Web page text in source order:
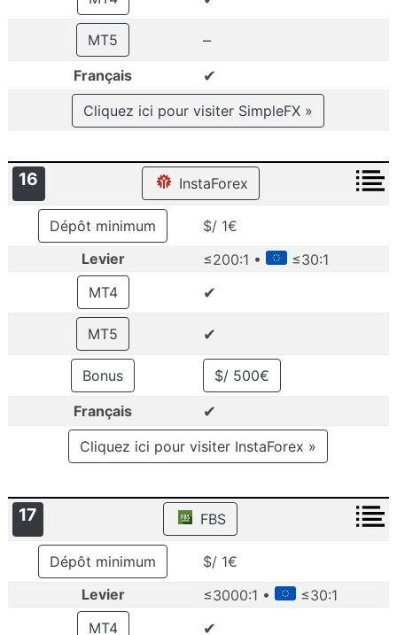
MT5 –
Français ✔
Cliquez ici pour visiter SimpleFX »
16 InstaForex
Dépôt minimum
$/ 1€
Levier
≤200:1 •
≤30:1
MT4
✔
MT5 ✔
Bonus
$/ 500€
Français
✔
Cliquez ici pour visiter InstaForex »
17 FBS
Dépôt minimum
$/ 1€
Levier
≤3000:1 •
≤30:1
MT4
✔